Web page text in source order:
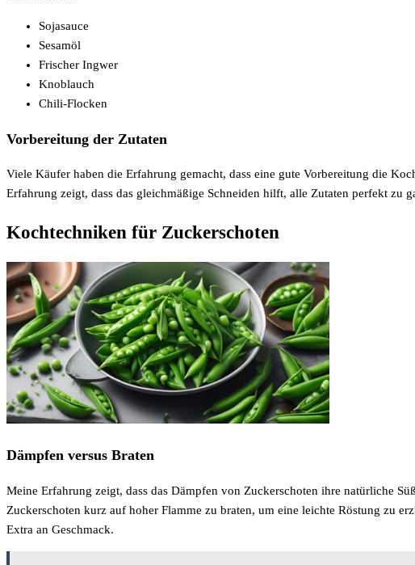
Sojasauce
Sesamöl
Frischer Ingwer
Knoblauch
Chili-Flocken
Vorbereitung der Zutaten
Viele Käufer haben die Erfahrung gemacht, dass eine gute Vorbereitung die
Erfahrung zeigt, dass das gleichmäßige Schneiden hilft, alle Zutaten perfekt zu
Kochtechniken für Zuckerschoten
Dämpfen versus Braten
Meine Erfahrung zeigt, dass das Dämpfen von Zuckerschoten ihre natürliche
Zuckerschoten kurz auf hoher Flamme zu braten, um eine leichte Röstung zu
Extra an Geschmack.